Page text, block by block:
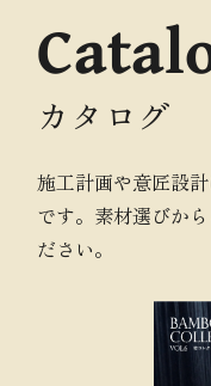
カタログ
施工計画や意匠設
です。素材選びか
ださい。